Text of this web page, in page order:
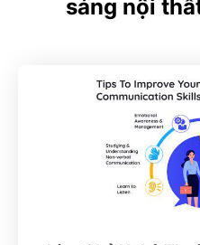
sáng nội